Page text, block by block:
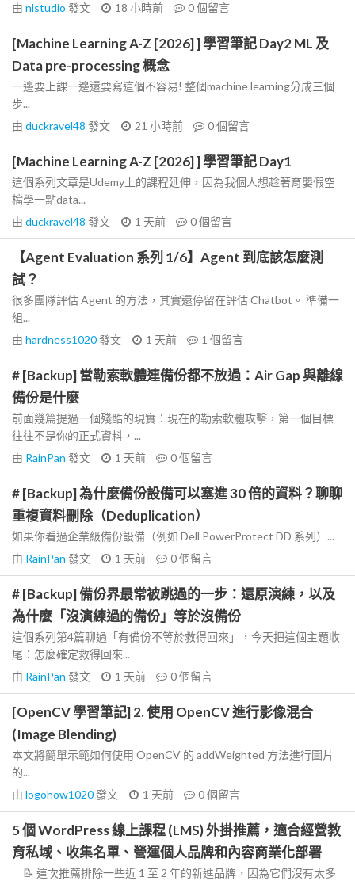
由 nlstudio 發文 18 小時前 0個留言
[Machine Learning A-Z [2026] ] 學習筆記 Day2 ML 及
Data pre-processing 概念
一邊要上課一邊還要寫這個不容易! 整個machine learning分成三個
步...
由 duckravel48 發文 21 小時前 0個留言
[Machine Learning A-Z [2026] ] 學習筆記 Day1
這個系列文章是Udemy上的課程延伸，因為我個人想趁著育嬰假空
檔學一點data...
由 duckravel48 發文 1 天前 0個留言
【Agent Evaluation 系列 1/6】Agent 到底該怎麼測
試？
很多團隊評估 Agent 的方法，其實還停留在評估 Chatbot。 準備一
組...
由 hardness1020發文 1 天前 1 個留言
# [Backup] 當勒索軟體連備份都不放過：Air Gap 與離線
備份是什麼
前面幾篇提過一個殘酷的現實：現在的勒索軟體攻擊，第一個目標
往往不是你的正式資料，...
由 RainPan 發文 1 天前 0個留言
# [Backup] 為什麼備份設備可以塞進 30 倍的資料？聊聊
重複資料刪除（Deduplication）
如果你看過企業級備份設備（例如 Dell PowerProtect DD 系列）...
由 RainPan 發文 1 天前 0個留言
# [Backup] 備份界最常被跳過的一步：還原演練，以及
為什麼「沒演練過的備份」等於沒備份
這個系列第4篇聊過「有備份不等於救得回來」，今天把這個主題收
尾：怎麼確定救得回來...
由 RainPan 發文 1 天前 0個留言
[OpenCV 學習筆記] 2. 使用 OpenCV 進行影像混合
(Image Blending)
本文將簡單示範如何使用 OpenCV 的 addWeighted 方法進行圖片
的...
由 logohow1020發文 1 天前 0個留言
5 個 WordPress 線上課程 (LMS) 外掛推薦，適合經營教
育私域、收集名單、營運個人品牌和內容商業化部署
📝 這次推薦排除一些近 1 至 2 年的新進品牌，因為它們沒有太多